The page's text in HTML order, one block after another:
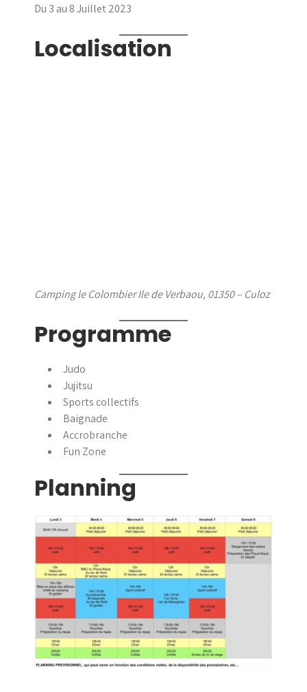
Du 3 au 8 Juillet 2023
Localisation
Camping le Colombier Ile de Verbaou, 01350 – Culoz
Programme
Judo
Jujitsu
Sports collectifs
Baignade
Accrobranche
Fun Zone
Planning